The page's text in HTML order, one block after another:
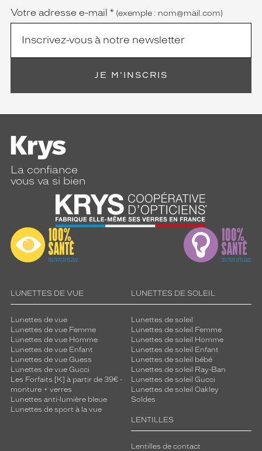
Votre adresse e-mail * (exemple : nom@mail.com)
JE M'INSCRIS
La confiance
vous va si bien
LUNETTES DE VUE
Lunettes de vue
Lunettes de vue Femme
Lunettes de vue Homme
Lunettes de vue Enfant
Lunettes de vue Guess
Lunettes de vue Gucci
Les Forfaits [K] à partir de 39€ -
monture + verres
Lunettes anti-lumière bleue
Lunettes de sport à la vue
LUNETTES DE SOLEIL
Lunettes de soleil
Lunettes de soleil Femme
Lunettes de soleil Homme
Lunettes de soleil Enfant
Lunettes de soleil bébé
Lunettes de soleil Ray-Ban
Lunettes de soleil Gucci
Lunettes de soleil Oakley
Soldes
LENTILLES
Lentilles de contact